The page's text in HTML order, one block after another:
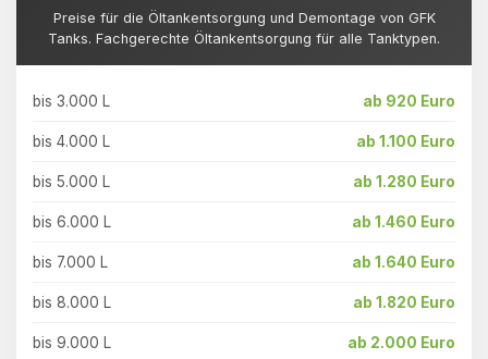
Preise für die Öltankentsorgung und Demontage von GFK
Tanks. Fachgerechte Öltankentsorgung für alle Tanktypen.
bis 3.000 L ab 920 Euro
bis 4.000 L ab 1.100 Euro
bis 5.000 L ab 1.280 Euro
bis 6.000 L ab 1.460 Euro
bis 7.000 L ab 1.640 Euro
bis 8.000 L ab 1.820 Euro
bis 9.000 L ab 2.000 Euro